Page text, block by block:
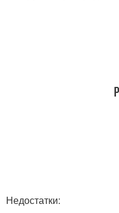
Недостатки: